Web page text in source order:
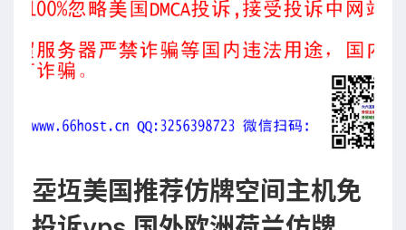
坖坘美国推荐仿牌空间主机免